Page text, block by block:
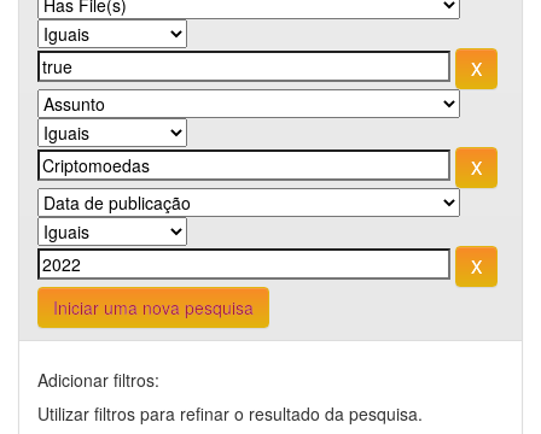
Iniciar uma nova pesquisa
Adicionar filtros:
Utilizar filtros para refinar o resultado da pesquisa.